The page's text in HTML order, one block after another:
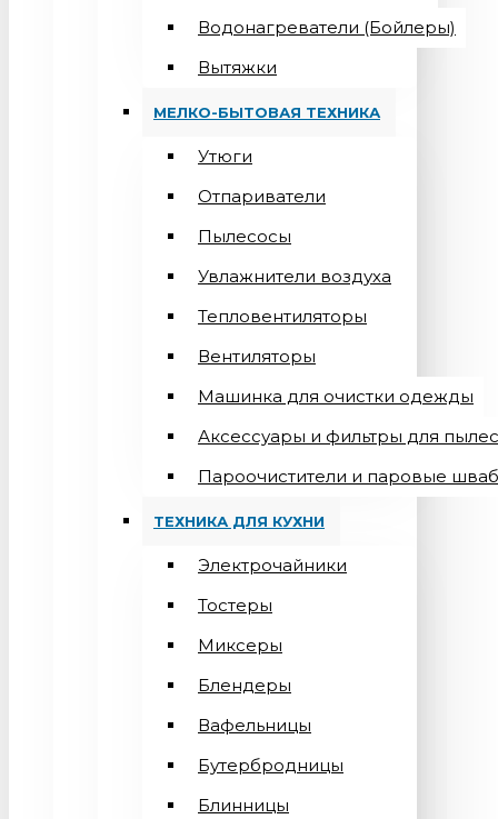
Водонагреватели (Бойлеры)
Вытяжки
МЕЛКО-БЫТОВАЯ ТЕХНИКА
Утюги
Отпариватели
Пылесосы
Увлажнители воздуха
Тепловентиляторы
Вентиляторы
Машинка для очистки одежды
Аксессуары и фильтры для
Пароочистители и паровые
ТЕХНИКА ДЛЯ КУХНИ
Электрочайники
Тостеры
Миксеры
Блендеры
Вафельницы
Бутербродницы
Блинницы